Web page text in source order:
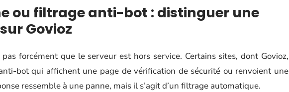
ou filtrage anti-bot : distinguer une
Govioz
forcément que le serveur est hors service. Certains sites, dont Govioz,
bot qui affichent une page de vérification de sécurité ou renvoient une
ressemble à une panne, mais il s’agit d’un filtrage automatique.